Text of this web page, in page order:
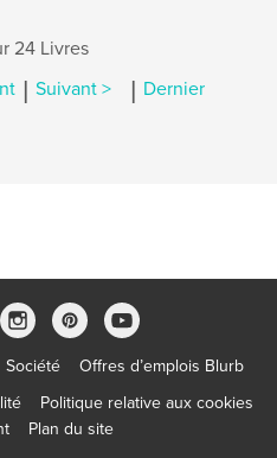
24 Livres
| Suivant > | Dernier
Société
Offres d’emplois Blurb
Politique relative aux cookies
Plan du site